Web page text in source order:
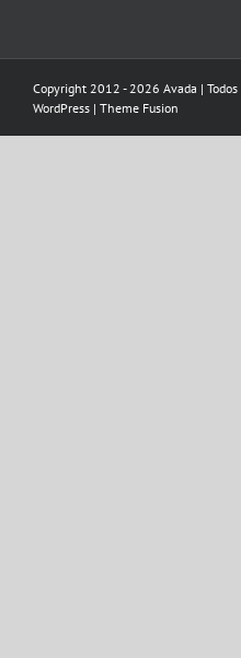
Copyright 2012 - 2026 Avada |
WordPress | Theme Fusion